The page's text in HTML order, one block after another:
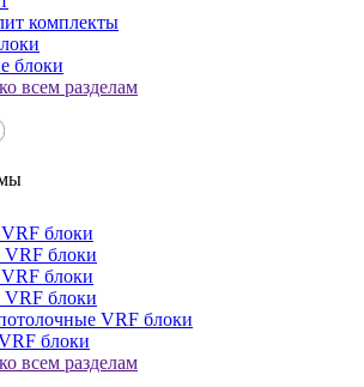
комплекты
блоки
всем разделам
блоки
блоки
блоки
блоки
VRF блоки
блоки
всем разделам